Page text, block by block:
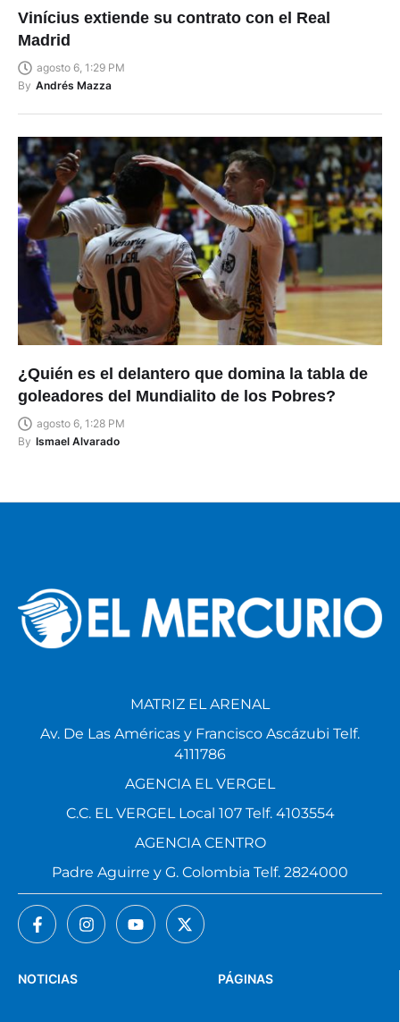
Vinícius extiende su contrato con el Real
Madrid
agosto 6, 1:29 PM
By Andrés Mazza
¿Quién es el delantero que domina la tabla de
goleadores del Mundialito de los Pobres?
agosto 6, 1:28 PM
By Ismael Alvarado
PÁGINAS
NOTICIAS
MATRIZ EL ARENAL
Av. De Las Américas y Francisco Ascázubi Telf.
4111786
AGENCIA EL VERGEL
C.C. EL VERGEL Local 107 Telf. 4103554
AGENCIA CENTRO
Padre Aguirre y G. Colombia Telf. 2824000